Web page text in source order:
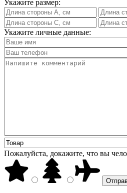
Укажите размер:
Укажите личные данные:
Пожалуйста, докажите, что вы